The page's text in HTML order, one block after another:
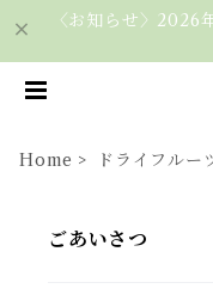
〈お知らせ〉2026
Home ドライフルー
ごあいさつ